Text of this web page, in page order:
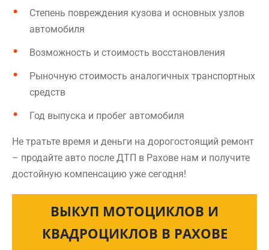
Степень повреждения кузова и основных узлов
автомобиля
Возможность и стоимость восстановления
Рыночную стоимость аналогичных транспортных
средств
Год выпуска и пробег автомобиля
Не тратьте время и деньги на дорогостоящий ремонт
– продайте авто после ДТП в Рахове нам и получите
достойную компенсацию уже сегодня!
ВЫКУП МОТОЦИКЛОВ И
КВАДРОЦИКЛОВ В РАХОВЕ